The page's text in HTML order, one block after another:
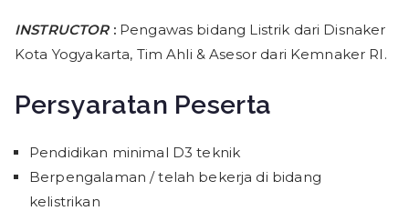
INSTRUCTOR: Pengawas bidang Listrik dari Disnaker
Kota Yogyakarta, Tim Ahli & Asesor dari Kemnaker RI.
Persyaratan Peserta
Pendidikan minimal D3 teknik
Berpengalaman / telah bekerja di bidang
kelistrikan